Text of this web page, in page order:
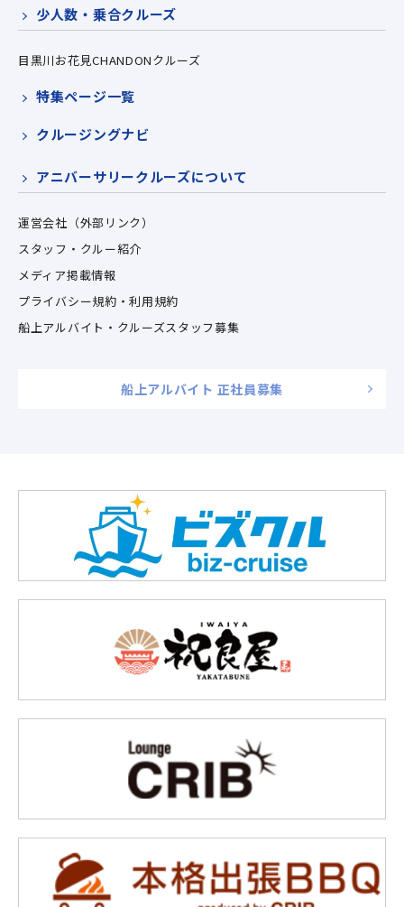
少人数・乗合クルーズ
目黒川お花見CHANDONクルーズ
特集ページ一覧
クルージングナビ
アニバーサリークルーズについて
運営会社（外部リンク）
スタッフ・クルー紹介
メディア掲載情報
プライバシー規約・利用規約
船上アルバイト・クルーズスタッフ募集
船上アルバイト 正社員募集